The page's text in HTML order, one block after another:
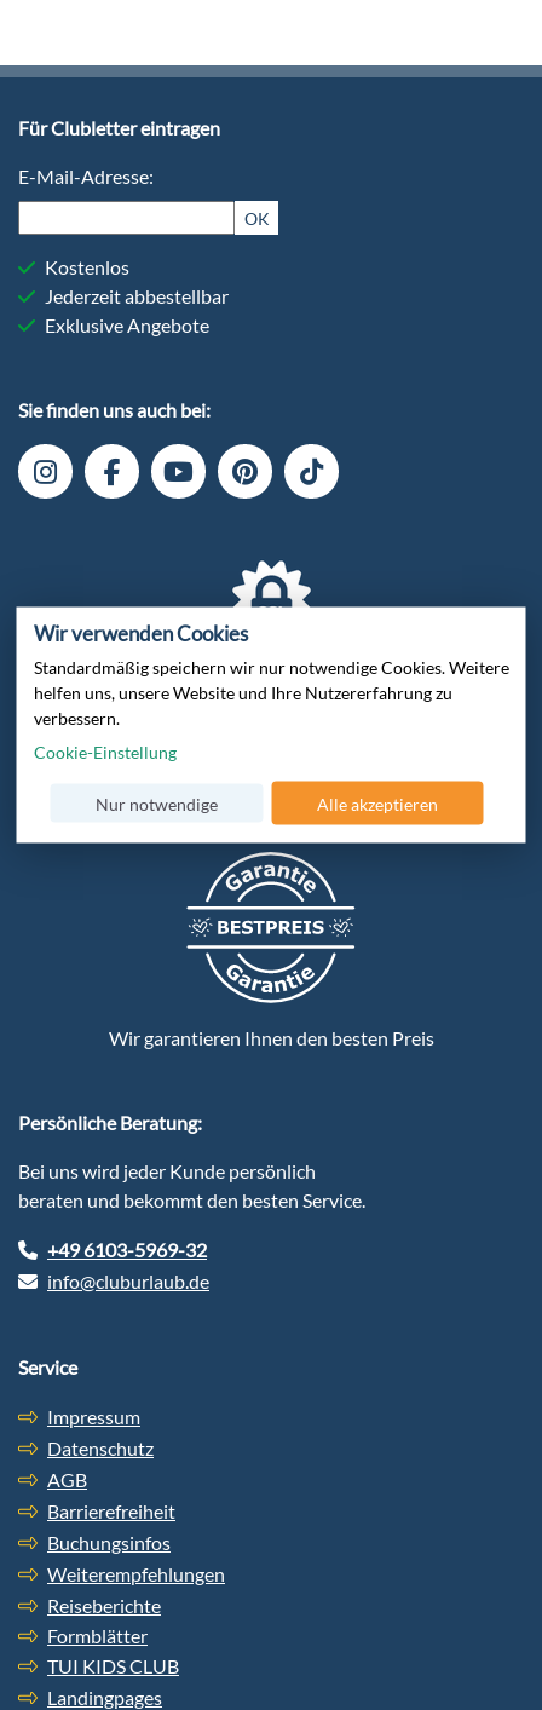
Sie finden uns auch bei:
Verschlüsselte Datenübertragung
Zertifiziert von Trusted Shops
Wir garantieren Ihnen den besten Preis
Für Clubletter eintragen
E-Mail-Adresse:
OK
Kostenlos
Jederzeit abbestellbar
Exklusive Angebote
Persönliche Beratung:
Bei uns wird jeder Kunde persönlich
beraten und bekommt den besten Service.
+49 6103-5969-32
info@cluburlaub.de
Service
Impressum
Datenschutz
AGB
Barrierefreiheit
Buchungsinfos
Weiterempfehlungen
Reiseberichte
Formblätter
TUI KIDS CLUB
Landingpages
Wir verwenden Cookies
Standardmäßig speichern wir nur notwendige Cookies. Weitere
helfen uns, unsere Website und Ihre Nutzererfahrung zu
verbessern.
Cookie-Einstellung
Nur notwendige Alle akzeptieren